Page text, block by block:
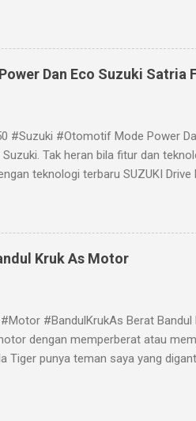
Dan Eco Suzuki Satria
#Suzuki #Otomotif Mode Power
Tak heran bila fitur dan
teknologi terbaru SUZUKI
perangkat S-DMS Suzuki adalah
Sedangkan penyetelan hanya
eco, power dan netral.
pengend...
Kruk As Motor
#BandulKrukAs Berat
dengan memperberat atau
Tiger punya teman saya yang
torsi. Modifikasi bandul kruk